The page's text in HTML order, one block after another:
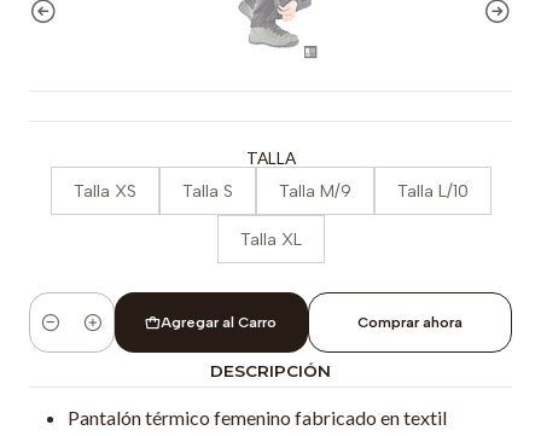
TALLA
Talla XS Talla S Talla M/9 Talla L/10
Talla XL
Cantidad
Agregar al Carro Comprar ahora
DESCRIPCIÓN
Pantalón térmico femenino fabricado en textil